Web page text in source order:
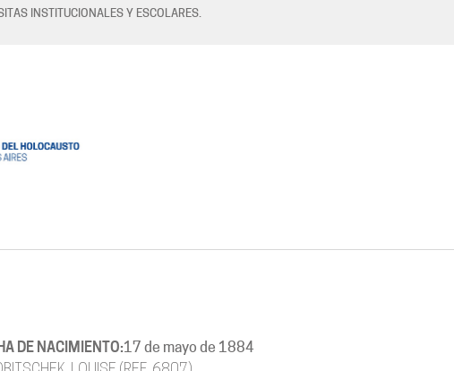
INSTITUCIONALES Y ESCOLARES.
DE NACIMIENTO:17 de mayo de 1884